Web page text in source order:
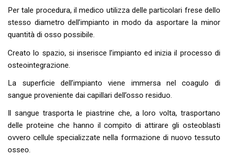
Per tale procedura, il medico utilizza delle particolari frese dello
stesso diametro dell’impianto in modo da asportare la minor
quantità di osso possibile.
Creato lo spazio, si inserisce l’impianto ed inizia il processo di
osteointegrazione.
La superficie dell’impianto viene immersa nel coagulo di
sangue proveniente dai capillari dell’osso residuo.
Il sangue trasporta le piastrine che, a loro volta, trasportano
delle proteine che hanno il compito di attirare gli osteoblasti
ovvero cellule specializzate nella formazione di nuovo tessuto
osseo.